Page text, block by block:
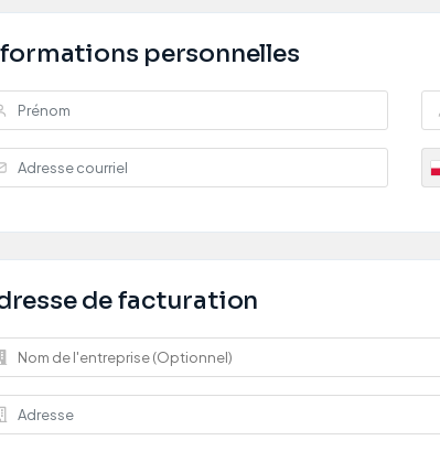
personnelles
de facturation